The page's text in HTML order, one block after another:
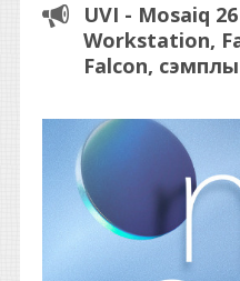
UVI - Mosaiq
Workstation,
Falcon,